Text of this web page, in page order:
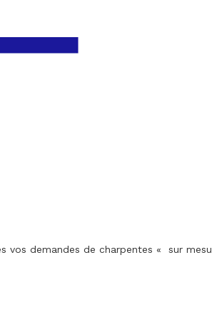
demandes de charpentes « sur